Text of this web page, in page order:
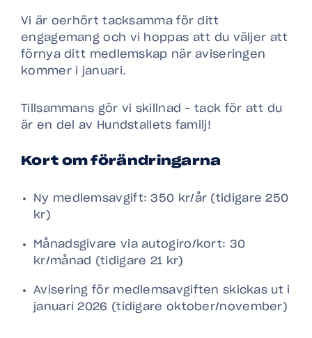
Vi är oerhört tacksamma för ditt
engagemang och vi hoppas att du väljer att
förnya ditt medlemskap när aviseringen
kommer i januari.
Tillsammans gör vi skillnad – tack för att du
är en del av Hundstallets familj!
Kort om förändringarna
Ny medlemsavgift: 350 kr/år (tidigare 250
kr)
Månadsgivare via autogiro/kort: 30
kr/månad (tidigare 21 kr)
Avisering för medlemsavgiften skickas ut i
januari 2026 (tidigare oktober/november)